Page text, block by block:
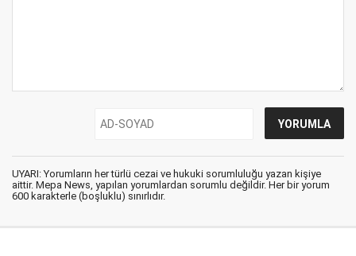
UYARI: Yorumların her türlü cezai ve hukuki sorumluluğu yazan kişiye
aittir. Mepa News, yapılan yorumlardan sorumlu değildir. Her bir yorum
600 karakterle (boşluklu) sınırlıdır.